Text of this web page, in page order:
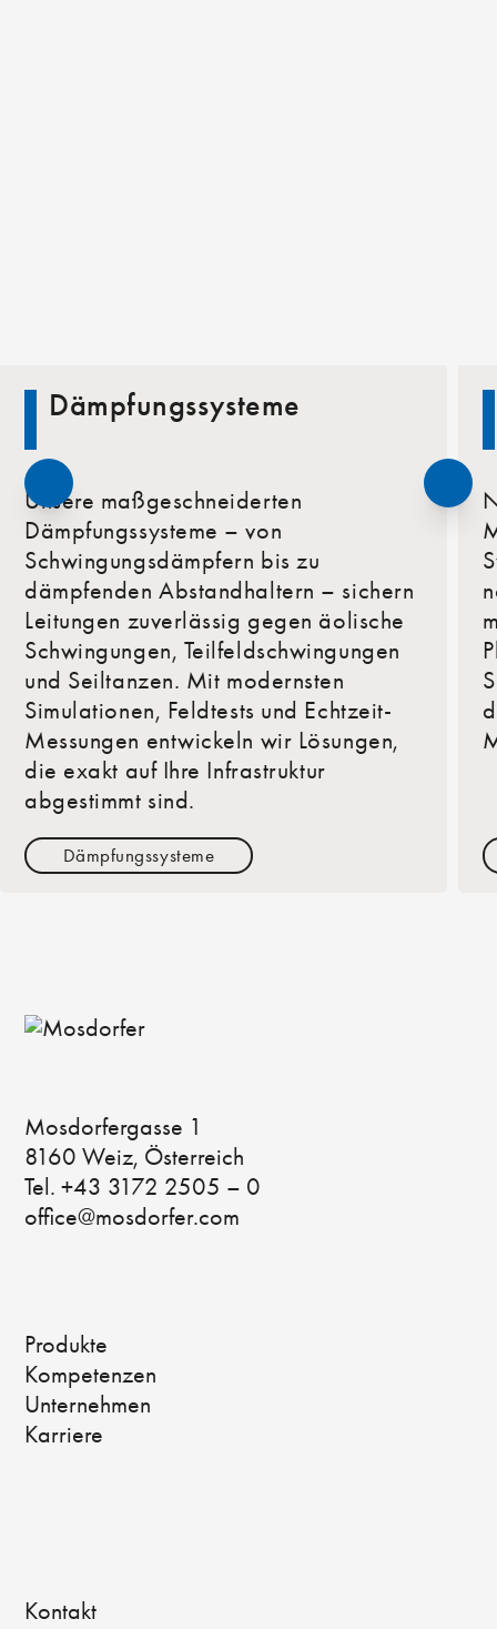
Dämpfungssysteme
Unsere maßgeschneiderten
Dämpfungssysteme – von
Schwingungsdämpfern bis zu
dämpfenden Abstandhaltern – sichern
Leitungen zuverlässig gegen äolische
Schwingungen, Teilfeldschwingungen
und Seiltanzen. Mit modernsten
Simulationen, Feldtests und Echtzeit-
Messungen entwickeln wir Lösungen,
die exakt auf Ihre Infrastruktur
abgestimmt sind.
Dämpfungssysteme
Mosdorfergasse 1
8160 Weiz, Österreich
Tel. +43 3172 2505 – 0
office@mosdorfer.com
Produkte
Kompetenzen
Unternehmen
Karriere
Kontakt